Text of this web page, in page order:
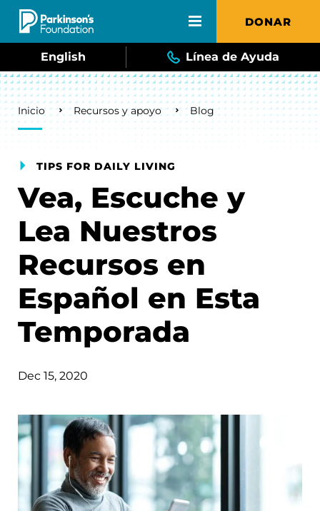
Skip to main content DONAR
English Línea de Ayuda
Breadcrumb
Inicio Recursos y apoyo Blog
TIPS FOR DAILY LIVING
Vea, Escuche y
Lea Nuestros
Recursos en
Español en Esta
Temporada
Dec 15, 2020